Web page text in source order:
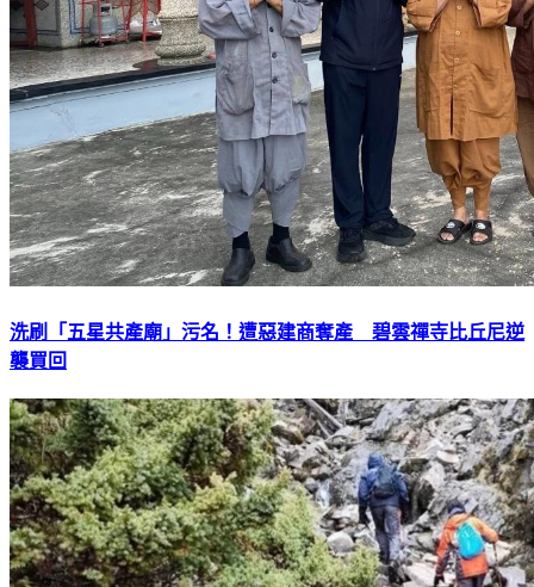
洗刷「五星共產廟」污名！遭惡建商奪產 碧雲禪寺比丘尼逆
襲買回